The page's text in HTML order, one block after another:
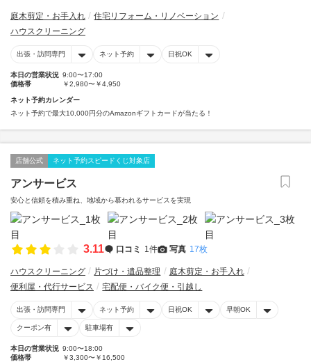
庭木剪定・お手入れ
住宅リフォーム・リノベーション
ハウスクリーニング
出張・訪問専門 ネット予約 日祝OK
本日の営業状況 9:00〜17:00
価格帯
￥2,980〜￥4,950
ネット予約カレンダー
ネット予約で最大10,000円分のAmazonギフトカードが当たる！
店舗公式 ネット予約スピードくじ対象店
アンサービス
安心と信頼を積み重ね、地域から慕われるサービスを実現
3.11 口コミ 1件 写真 17枚
ハウスクリーニング 片づけ・遺品整理
庭木剪定・お手入れ
便利屋・代行サービス
宅配便・バイク便・引越し
出張・訪問専門 ネット予約 日祝OK 早朝OK
クーポン有 駐車場有
本日の営業状況 9:00〜18:00
価格帯
￥3,300〜￥16,500